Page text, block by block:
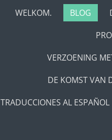
WELKOM. BLOG
VERZOENING
DE KOMST VAN
TRADUCCIONES AL ESPAÑOL